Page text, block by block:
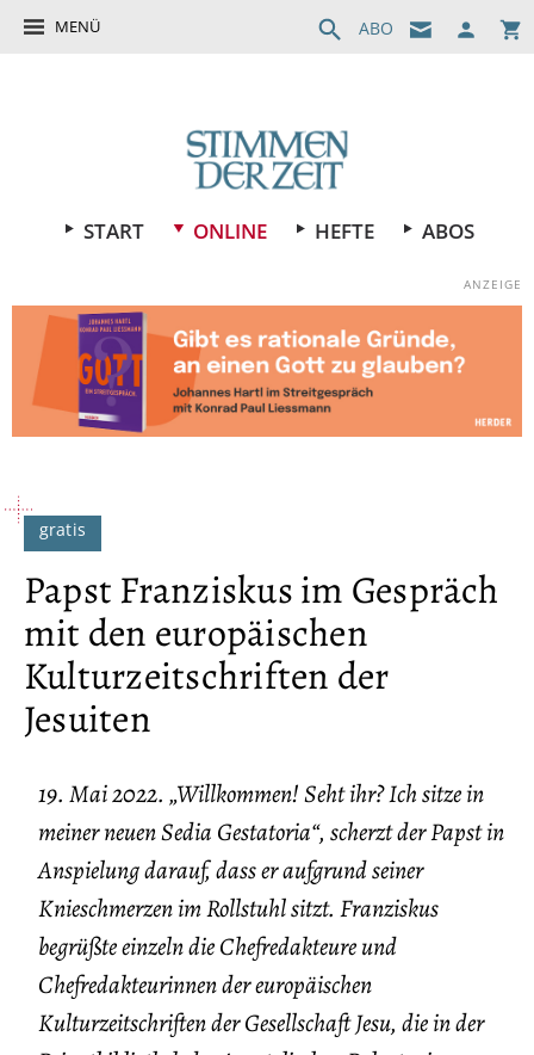
MENÜ ABO
START ONLINE HEFTE ABOS
Papst Franziskus im Gespräch
mit den europäischen
Kulturzeitschriften der
Jesuiten
19. Mai 2022. „Willkommen! Seht ihr? Ich sitze in
meiner neuen Sedia Gestatoria“, scherzt der Papst in
Anspielung darauf, dass er aufgrund seiner
Knieschmerzen im Rollstuhl sitzt. Franziskus
begrüßte einzeln die Chefredakteure und
Chefredakteurinnen der europäischen
Kulturzeitschriften der Gesellschaft Jesu, die in der